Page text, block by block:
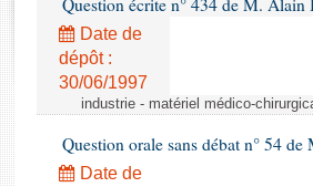
Rapports d'enquête
Rapports législatifs
Rapports sur l'application des lois
Baromètre de l’application des lois
Dossiers législatifs
Budget et sécurité sociale
Question écrite n° 434 de M. Alain
Date de
dépôt :
30/06/1997
industrie - matériel médico-
Question orale sans débat n° 54
Date de